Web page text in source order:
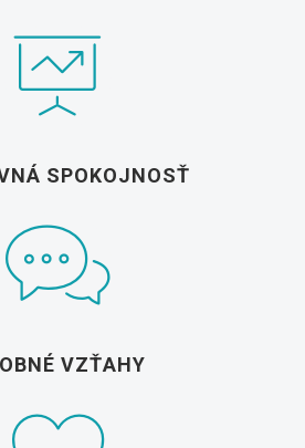
SPOKOJNOSŤ
VZŤAHY